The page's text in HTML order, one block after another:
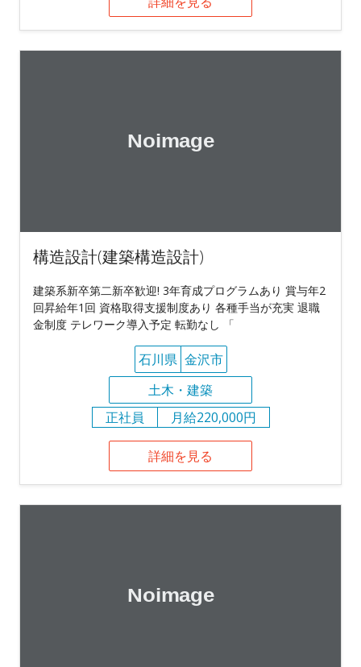
構造設計(建築構造設計)
建築系新卒第二新卒歓迎! 3年育成プログラムあり 賞与年2
回昇給年1回 資格取得支援制度あり 各種手当が充実 退職
金制度 テレワーク導入予定 転勤なし 「
石川県 金沢市
土木・建築
正社員
月給220,000円
詳細を見る